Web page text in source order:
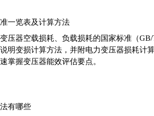
一览表及计算方法
压器空载损耗、负载损耗的国家标准（GB/
明变损计算方法，并附电力变压器损耗计
掌握变压器能效评估要点。
有哪些